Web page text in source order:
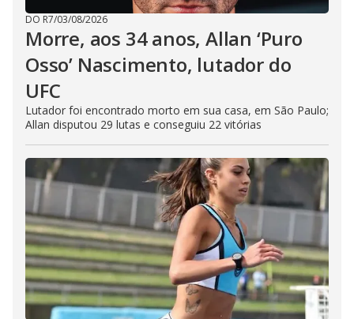
DO R7/03/08/2026
Morre, aos 34 anos, Allan ‘Puro
Osso’ Nascimento, lutador do
UFC
Lutador foi encontrado morto em sua casa, em São Paulo;
Allan disputou 29 lutas e conseguiu 22 vitórias